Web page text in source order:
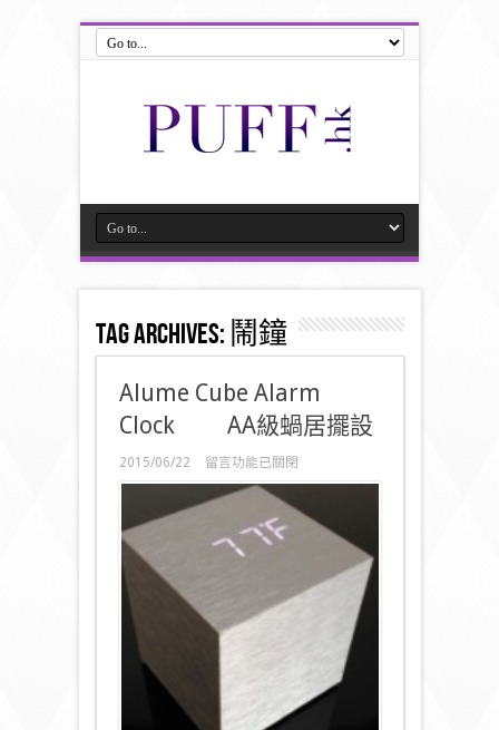
Tag Archives: 鬧鐘
Alume Cube Alarm
Clock AA級蝸居擺設
2015/06/22
在
〈Alume
Cube
居
擺
留言功能已關閉